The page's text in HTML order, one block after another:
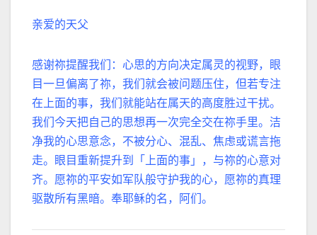
亲爱的天父
感谢祢提醒我们：心思的方向决定属灵的视野，眼
目一旦偏离了祢，我们就会被问题压住，但若专注
在上面的事，我们就能站在属天的高度胜过干扰。
我们今天把自己的思想再一次完全交在祢手里。洁
净我的心思意念，不被分心、混乱、焦虑或谎言拖
走。眼目重新提升到「上面的事」，与祢的心意对
齐。愿祢的平安如军队般守护我的心，愿祢的真理
驱散所有黑暗。奉耶稣的名，阿们。